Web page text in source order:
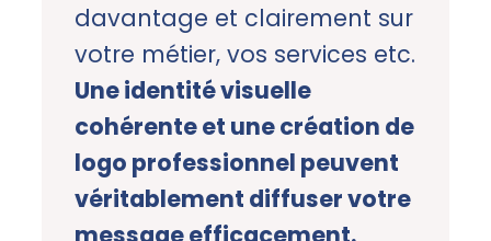
davantage et clairement sur
votre métier, vos services etc.
Une identité visuelle
cohérente et une création de
logo professionnel peuvent
véritablement diffuser votre